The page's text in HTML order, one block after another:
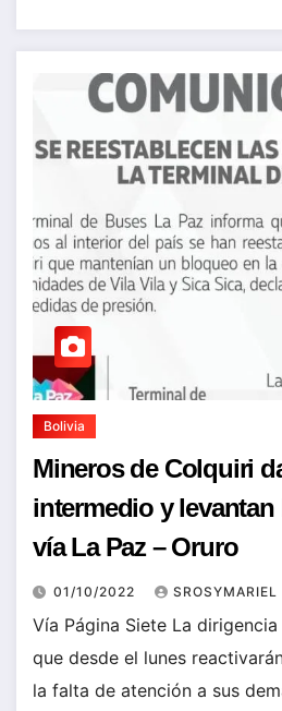
Bolivia
Mineros de Colquiri
intermedio y
vía La Paz – Oruro
01/10/2022 SROSYMARIEL
Vía Página Siete La
que desde el lunes
la falta de atención a sus